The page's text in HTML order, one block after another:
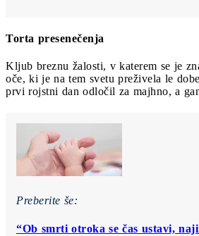
Torta presenečenja
Kljub breznu žalosti, v katerem se je
oče, ki je na tem svetu preživela le
prvi rojstni dan odločil za majhno, a
Preberite še:
“Ob smrti otroka se čas ustavi,